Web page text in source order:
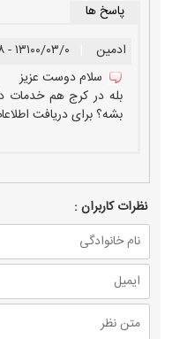
پاسخ ها
ادمین
۱۳۱۰۰/۰۳/۰ - ۱۸:۴۸
سلام دوست عزیز
بله در کرج هم خدمات
بشه؟ برای دریافت
نظرات كاربران :